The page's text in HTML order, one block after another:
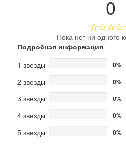
0
Пока нет ни одного
Подробная информация
1 звезды
0%
2 звезды 0%
3 звезды 0%
4 звезды 0%
5 звезды 0%